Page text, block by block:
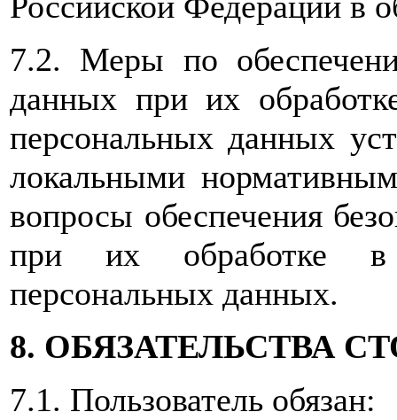
7.2. Меры по
данных при их
персональных данных
локальными
вопросы обеспечения
при их обработке в
персональных данных.
8. ОБЯЗАТЕЛЬСТВА
7.1. Пользователь обязан: